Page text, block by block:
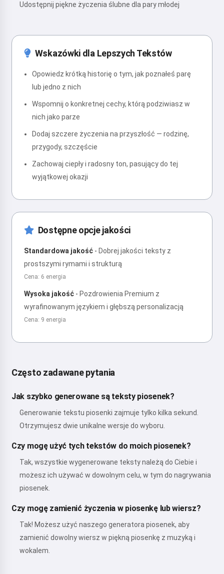
Udostępnij piękne życzenia ślubne dla pary młodej
Wskazówki dla Lepszych Tekstów
Opowiedz krótką historię o tym, jak poznałeś parę
lub jedno z nich
Wspomnij o konkretnej cechy, którą podziwiasz w
nich jako parze
Dodaj szczere życzenia na przyszłość — rodzinę,
przygody, szczęście
Zachowaj ciepły i radosny ton, pasujący do tej
wyjątkowej okazji
Dostępne opcje jakości
Standardowa jakość - Dobrej jakości teksty z
prostszymi rymami i strukturą
Cena: 6 energia
Wysoka jakość - Pozdrowienia Premium z
wyrafinowanym językiem i głębszą personalizacją
Cena: 9 energia
Często zadawane pytania
Jak szybko generowane są teksty piosenek?
Generowanie tekstu piosenki zajmuje tylko kilka sekund.
Otrzymujesz dwie unikalne wersje do wyboru.
Czy mogę użyć tych tekstów do moich piosenek?
Tak, wszystkie wygenerowane teksty należą do Ciebie i
możesz ich używać w dowolnym celu, w tym do nagrywania
piosenek.
Czy mogę zamienić życzenia w piosenkę lub wiersz?
Tak! Możesz użyć naszego generatora piosenek, aby
zamienić dowolny wiersz w piękną piosenkę z muzyką i
wokalem.